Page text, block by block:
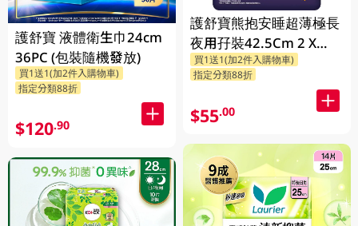
護舒寶 液體衛生巾24cm
36PC (包裝隨機發放)
買1送1(加2件入購物車)
指定分類88折
$120.90
護舒寶熊抱安睡超薄極長
夜用孖裝42.5Cm 2 X
7PC
買1送1(加2件入購物車)
指定分類88折
$55.00